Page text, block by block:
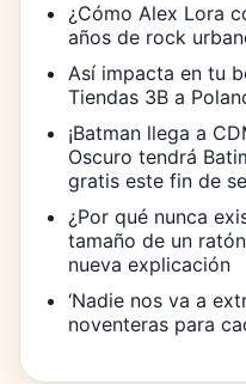
¿Cómo Alex Lora
años de rock
Así impacta en tu
Tiendas 3B a
¡Batman llega a
Oscuro tendrá
gratis este fin de
¿Por qué nunca
tamaño de un
nueva explicación
‘Nadie nos va a
noventeras para